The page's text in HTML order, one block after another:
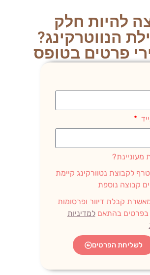
להיות חלק
הנווטרקינג?
פרטים בטופס
מעוניינת?
לקבוצת נטוורקינג קיימת
קבוצה נוספת
קבלת דיוור ופרסומות
בפרטים בהתאםלמדיניות
לשליחת הפרטים